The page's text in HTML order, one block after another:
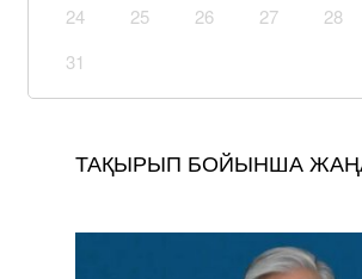
24
25 26 27 28
31
ТАҚЫРЫП БОЙЫНША